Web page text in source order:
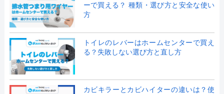
ーで買える？ 種類・選び方と安全な使い
方
トイレのレバーはホームセンターで買え
る？失敗しない選び方と直し方
カビキラーとカビハイターの違いは？使